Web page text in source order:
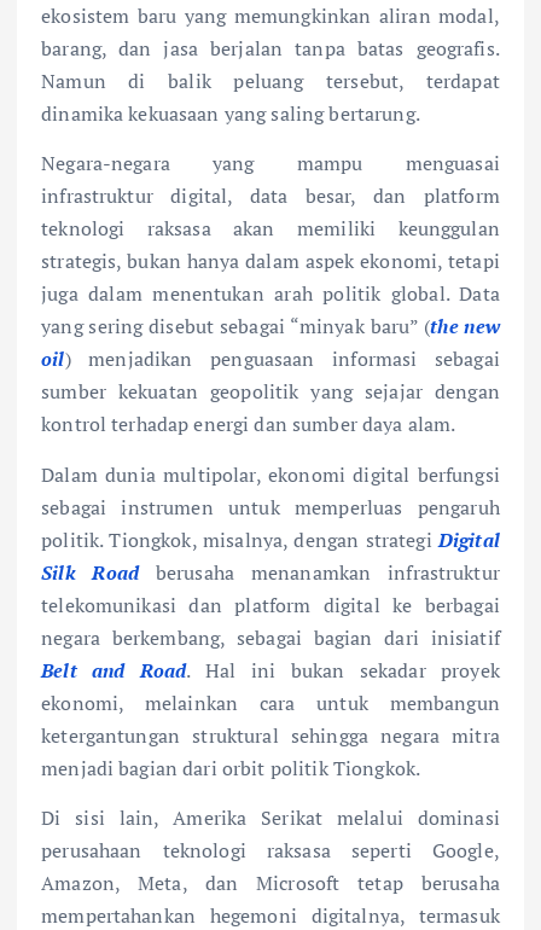
ekosistem baru yang memungkinkan aliran modal,
barang, dan jasa berjalan tanpa batas geografis.
Namun di balik peluang tersebut, terdapat
dinamika kekuasaan yang saling bertarung.
Negara-negara yang mampu menguasai
infrastruktur digital, data besar, dan platform
teknologi raksasa akan memiliki keunggulan
strategis, bukan hanya dalam aspek ekonomi, tetapi
juga dalam menentukan arah politik global. Data
yang sering disebut sebagai “minyak baru” (the new
oil) menjadikan penguasaan informasi sebagai
sumber kekuatan geopolitik yang sejajar dengan
kontrol terhadap energi dan sumber daya alam.
Dalam dunia multipolar, ekonomi digital berfungsi
sebagai instrumen untuk memperluas pengaruh
politik. Tiongkok, misalnya, dengan strategiDigital
Silk Roadberusaha menanamkan infrastruktur
telekomunikasi dan platform digital ke berbagai
negara berkembang, sebagai bagian dari inisiatif
Belt and Road. Hal ini bukan sekadar proyek
ekonomi, melainkan cara untuk membangun
ketergantungan struktural sehingga negara mitra
menjadi bagian dari orbit politik Tiongkok.
Di sisi lain, Amerika Serikat melalui dominasi
perusahaan teknologi raksasa seperti Google,
Amazon, Meta, dan Microsoft tetap berusaha
mempertahankan hegemoni digitalnya, termasuk